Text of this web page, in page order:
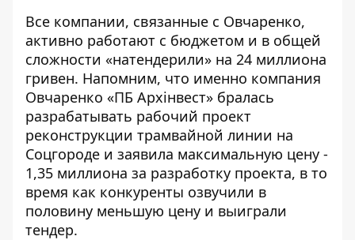
Все компании, связанные с Овчаренко,
активно работают с бюджетом и в общей
сложности «натендерили» на 24 миллиона
гривен. Напомним, что именно компания
Овчаренко «ПБ Архінвест» бралась
разрабатывать рабочий проект
реконструкции трамвайной линии на
Соцгороде и заявила максимальную цену -
1,35 миллиона за разработку проекта, в то
время как конкуренты озвучили в
половину меньшую цену и выиграли
тендер.